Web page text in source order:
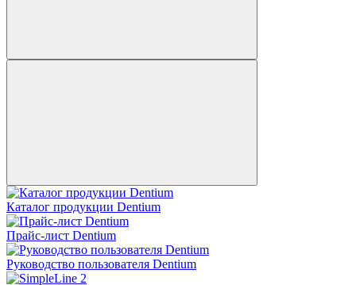
Каталог продукции Dentium
Прайс-лист Dentium
Руководство пользователя Dentium